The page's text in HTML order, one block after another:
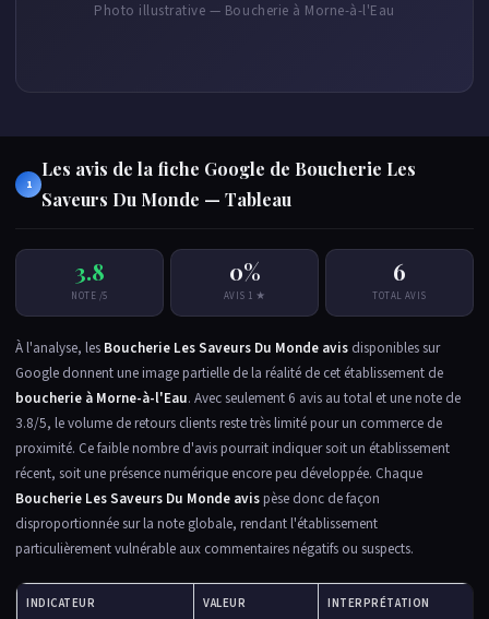
Photo illustrative — Boucherie à Morne-à-l'Eau
1
Les avis de la fiche Google de Boucherie Les
Saveurs Du Monde — Tableau
3.8
NOTE /5
0%
AVIS 1 ★
6
TOTAL AVIS
À l'analyse, les Boucherie Les Saveurs Du Monde avis disponibles sur
Google donnent une image partielle de la réalité de cet établissement de
boucherie à Morne-à-l'Eau. Avec seulement 6 avis au total et une note de
3.8/5, le volume de retours clients reste très limité pour un commerce de
proximité. Ce faible nombre d'avis pourrait indiquer soit un établissement
récent, soit une présence numérique encore peu développée. Chaque
Boucherie Les Saveurs Du Monde avis pèse donc de façon
disproportionnée sur la note globale, rendant l'établissement
particulièrement vulnérable aux commentaires négatifs ou suspects.
INDICATEUR VALEUR INTERPRÉTATION